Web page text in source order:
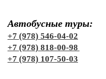
Автобусные туры:
+7 (978) 546-04-02
+7 (978) 818-00-98
+7 (978) 107-50-03